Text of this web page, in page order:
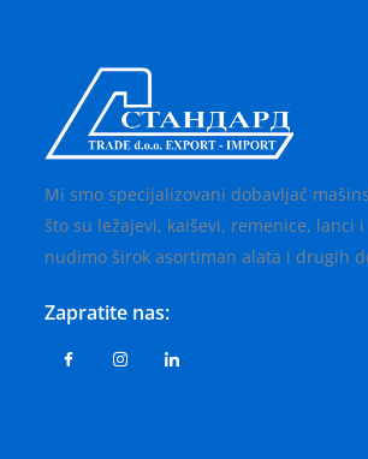
Mi smo specijalizovani dobavljač
što su ležajevi, kaiševi, remenice, lanci
nudimo širok asortiman alata i drugih
Zapratite nas: